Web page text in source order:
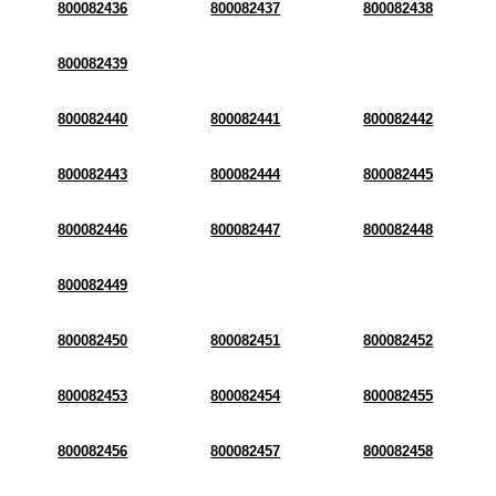
800082436 800082437 800082438
800082439
800082440 800082441 800082442
800082443 800082444 800082445
800082446 800082447 800082448
800082449
800082450 800082451 800082452
800082453 800082454 800082455
800082456 800082457 800082458